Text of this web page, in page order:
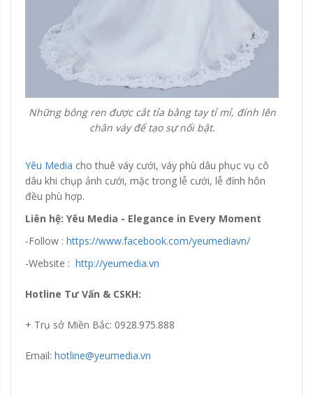
Những bông ren được cắt tỉa bằng tay tỉ mỉ, đính lên
chân váy để tạo sự nổi bật.
Yêu Media cho thuê váy cưới, váy phù dâu phục vụ cô
dâu khi chụp ảnh cưới, mặc trong lễ cưới, lễ đính hôn
đều phù hợp.
Liên hệ: Yêu Media - Elegance in Every Moment
-Follow : https://www.facebook.com/yeumediavn/
-Website : http://yeumedia.vn
Hotline Tư Vấn & CSKH:
+ Trụ sở Miền Bắc: 0928.975.888
Email: hotline@yeumedia.vn